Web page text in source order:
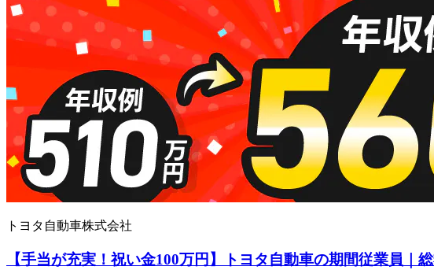
トヨタ自動車株式会社
【手当が充実！祝い金100万円】トヨタ自動車の期間従業員